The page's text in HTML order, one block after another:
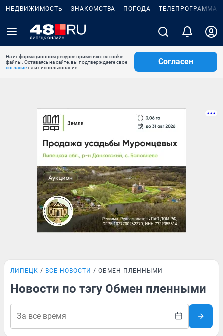
НЕДВИЖИМОСТЬ ЗНАКОМСТВА ПОГОДА ТЕЛЕПРОГРАММА
На информационном ресурсе применяются cookie-
файлы. Оставаясь на сайте, вы подтверждаете свое
согласиена их использование.
Согласен
ЛИПЕЦК ВСЕ НОВОСТИ ОБМЕН ПЛЕННЫМИ
Новости по тэгу Обмен пленными